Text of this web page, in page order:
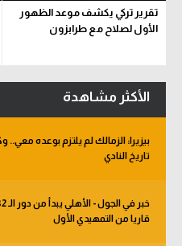
تقرير تركي يكشف موعد الظهور
الأول لصلاح مع طرابزون
الأكثر مشاهدة
بيزيرا: الزمالك لم يلتزم بوعده
تاريخ النادي
قاريا من التمهيدي الأول